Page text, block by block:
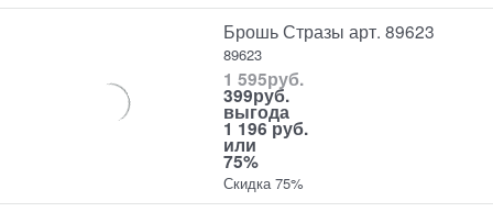
Брошь Стразы арт. 89623
89623
1 595руб.
399руб.
выгода
1 196 руб.
или
75%
Скидка 75%